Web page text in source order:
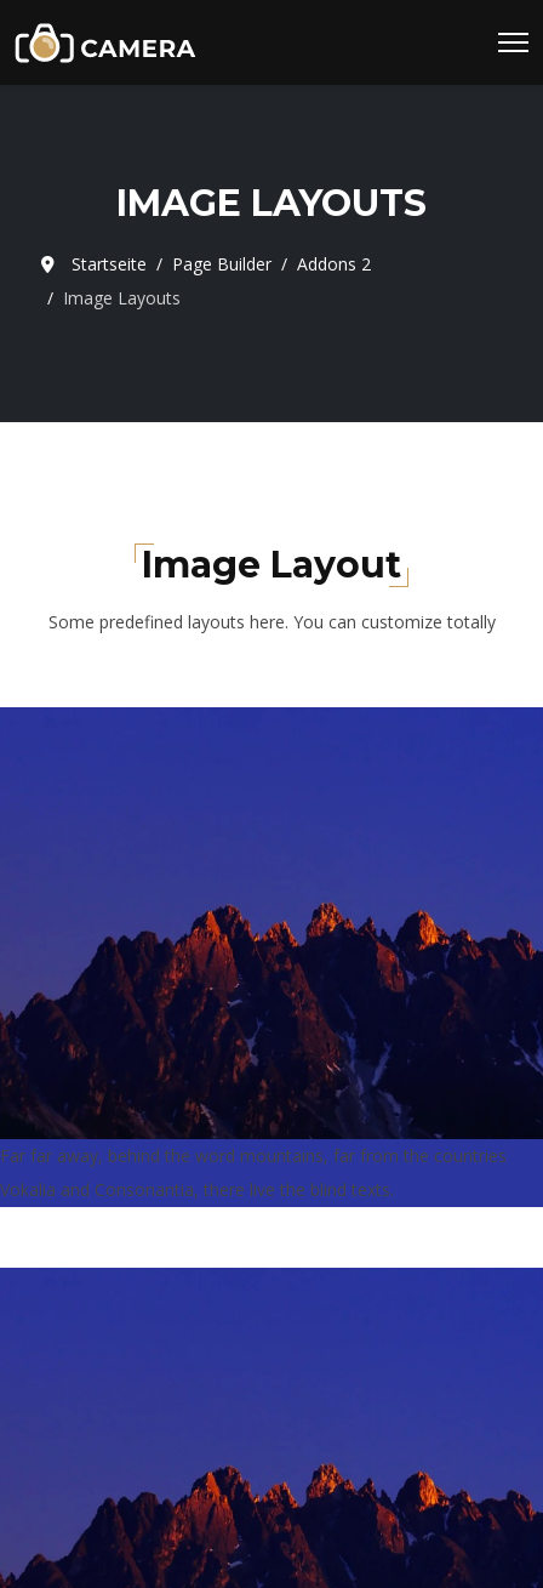
IMAGE LAYOUTS
Startseite Page Builder
Addons 2
Image Layouts
Image Layout
Some predefined layouts here. You can customize totally
Far far away, behind the word mountains, far from the countries
Vokalia and Consonantia, there live the blind texts.